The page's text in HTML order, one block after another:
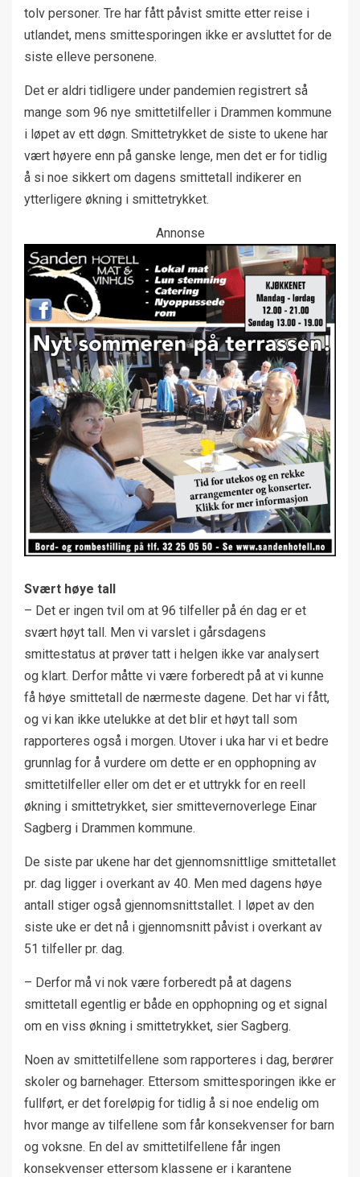
tolv personer. Tre har fått påvist smitte etter reise i
utlandet, mens smittesporingen ikke er avsluttet for de
siste elleve personene.
Det er aldri tidligere under pandemien registrert så
mange som 96 nye smittetilfeller i Drammen kommune
i løpet av ett døgn. Smittetrykket de siste to ukene har
vært høyere enn på ganske lenge, men det er for tidlig
å si noe sikkert om dagens smittetall indikerer en
ytterligere økning i smittetrykket.
Annonse
Svært høye tall
– Det er ingen tvil om at 96 tilfeller på én dag er et
svært høyt tall. Men vi varslet i gårsdagens
smittestatus at prøver tatt i helgen ikke var analysert
og klart. Derfor måtte vi være forberedt på at vi kunne
få høye smittetall de nærmeste dagene. Det har vi fått,
og vi kan ikke utelukke at det blir et høyt tall som
rapporteres også i morgen. Utover i uka har vi et bedre
grunnlag for å vurdere om dette er en opphopning av
smittetilfeller eller om det er et uttrykk for en reell
økning i smittetrykket, sier smittevernoverlege Einar
Sagberg i Drammen kommune.
De siste par ukene har det gjennomsnittlige smittetallet
pr. dag ligger i overkant av 40. Men med dagens høye
antall stiger også gjennomsnittstallet. I løpet av den
siste uke er det nå i gjennomsnitt påvist i overkant av
51 tilfeller pr. dag.
– Derfor må vi nok være forberedt på at dagens
smittetall egentlig er både en opphopning og et signal
om en viss økning i smittetrykket, sier Sagberg.
Noen av smittetilfellene som rapporteres i dag, berører
skoler og barnehager. Ettersom smittesporingen ikke er
fullført, er det foreløpig for tidlig å si noe endelig om
hvor mange av tilfellene som får konsekvenser for barn
og voksne. En del av smittetilfellene får ingen
konsekvenser ettersom klassene er i karantene